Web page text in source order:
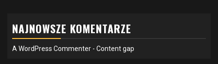
NAJNOWSZE KOMENTARZE
A WordPress Commenter - Content gap